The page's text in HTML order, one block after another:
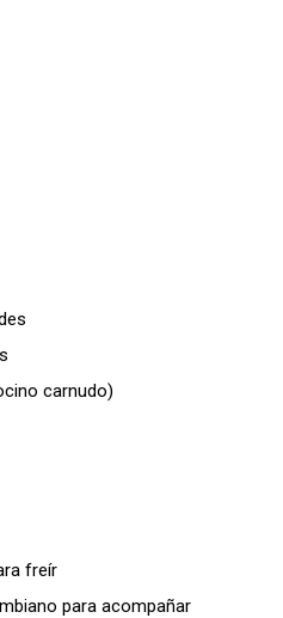
carnudo)
freír
para acompañar